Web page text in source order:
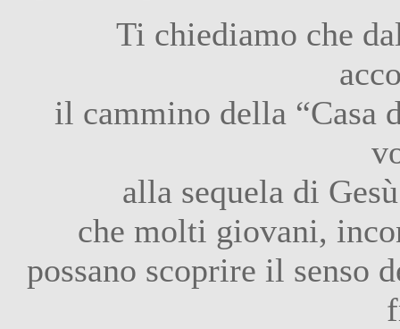
Ti chiediamo che
il cammino della “Casa
alla sequela di
che molti giovani,
possano scoprire il senso